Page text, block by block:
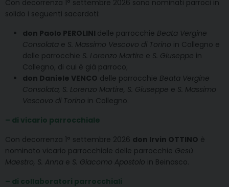
Con decorrenza 1° settembre 2026 sono nominati parroci in
solido i seguenti sacerdoti:
don Paolo PEROLINI delle parrocchie Beata Vergine
Consolata e S. Massimo Vescovo di Torino in Collegno e
delle parrocchie S. Lorenzo Martire e S. Giuseppe in
Collegno, di cui è già parroco;
don Daniele VENCO delle parrocchie Beata Vergine
Consolata, S. Lorenzo Martire, S. Giuseppe e S. Massimo
Vescovo di Torino in Collegno.
– di vicario parrocchiale
Con decorrenza 1° settembre 2026 don Irvin OTTINO è
nominato vicario parrocchiale delle parrocchie Gesù
Maestro, S. Anna e S. Giacomo Apostolo in Beinasco.
– di collaboratori parrocchiali